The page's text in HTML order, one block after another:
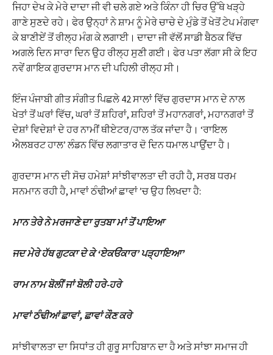
ਜਿਹਾ ਦੇਖ ਕੇ ਮੇਰੇ ਦਾਦਾ ਜੀ ਵੀ ਚਲੇ ਗਏ ਅਤੇ ਕਿੰਨਾ ਹੀ ਚਿਰ ਉੱਥੇ ਖੜ੍ਹੇ
ਗਾਣੇ ਸੁਣਦੇ ਰਹੇ। ਫੇਰ ਉਨ੍ਹਾਂ ਨੇ ਸ਼ਾਮ ਨੂੰ ਮੇਰੇ ਚਾਚੇ ਦੇ ਮੁੰਡੇ ਤੋਂ ਖੇਤੋਂ ਟੇਪ ਮੰਗਵਾ
ਕੇ ਬਾਣੀਏਂ ਤੋਂ ਰੀਲ੍ਹ ਮੰਗ ਕੇ ਲਗਾਈ। ਦਾਦਾ ਜੀ ਵੱਲੋਂ ਸਾਡੀ ਬੈਠਕ ਵਿੱਚ
ਅਗਲੇ ਦਿਨ ਸਾਰਾ ਦਿਨ ਉਹ ਰੀਲ੍ਹ ਸੁਣੀ ਗਈ। ਫੇਰ ਪਤਾ ਲੱਗਾ ਸੀ ਕੇ ਇਹ
ਨਵੇਂ ਗਾਇਕ ਗੁਰਦਾਸ ਮਾਨ ਦੀ ਪਹਿਲੀ ਰੀਲ੍ਹ ਸੀ।
ਇੰਜ ਪੰਜਾਬੀ ਗੀਤ ਸੰਗੀਤ ਪਿਛਲੇ 42 ਸਾਲਾਂ ਵਿੱਚ ਗੁਰਦਾਸ ਮਾਨ ਦੇ ਨਾਲ
ਖੇਤਾਂ ਤੋਂ ਘਰਾਂ ਵਿੱਚ, ਘਰਾਂ ਤੋਂ ਸ਼ਹਿਰਾਂ, ਸ਼ਹਿਰਾਂ ਤੋਂ ਮਹਾਨਗਰਾਂ, ਮਹਾਨਗਰਾਂ ਤੋਂ
ਦੇਸ਼ਾਂ ਵਿਦੇਸ਼ਾਂ ਦੇ ਹਰ ਨਾਮੀਂ ਥੀਏਟਰ/ਹਾਲ ਤੱਕ ਜਾਂਦਾ ਹੈ। ‘ਰਾਇਲ
ਐਲਬਰਟ ਹਾਲ’ ਲੰਡਨ ਵਿੱਚ ਲਗਾਤਾਰ ਦੋ ਦਿਨ ਧਮਾਲ ਪਾਉਂਦਾ ਹੈ।
ਗੁਰਦਾਸ ਮਾਨ ਦੀ ਸੋਚ ਹਮੇਸ਼ਾਂ ਸਾਂਝੀਵਾਲਤਾ ਦੀ ਰਹੀ ਹੈ, ਸਰਬ ਧਰਮ
ਸਨਮਾਨ ਰਹੀ ਹੈ, ਮਾਵਾਂ ਠੰਢੀਆਂ ਛਾਵਾਂ ’ਚ ਉਹ ਲਿਖਦਾ ਹੈ:
ਮਾਨ ਤੇਰੇ ਨੇ ਮਰਜਾਣੇ ਦਾ ਰੁਤਬਾ ਮਾਂ ਤੋਂ ਪਾਇਆ
ਜਦ ਮੇਰੇ ਹੱਥ ਗੁਟਕਾ ਦੇ ਕੇ ‘ਏਕਓਂਕਾਰ’ ਪੜ੍ਹਾਇਆ’
ਰਾਮ ਨਾਮ ਬੋਲੀਂ ਜਾਂ ਬੋਲੀ ਹਰੇ-ਹਰੇ
ਮਾਵਾਂ ਠੰਢੀਆਂ ਛਾਵਾਂ, ਛਾਵਾਂ ਕੌਣ ਕਰੇ
ਸਾਂਝੀਵਾਲਤਾ ਦਾ ਸਿਧਾਂਤ ਹੀ ਗੁਰੂ ਸਾਹਿਬਾਨ ਦਾ ਹੈ ਅਤੇ ਸਾਂਝਾ ਸਮਾਜ ਹੀ